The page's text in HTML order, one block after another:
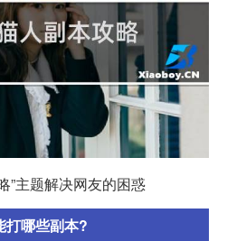
”主题解决网友的困惑
打哪些副本?